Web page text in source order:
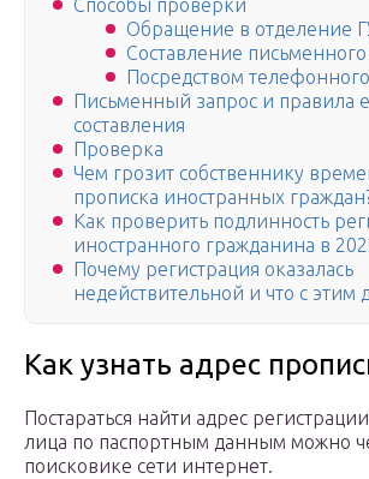
Способы проверки
Обращение в отделение
Составление письменного
Посредством
Письменный запрос и правила
составления
Проверка
Чем грозит собственнику
прописка иностранных
Как проверить подлинность
иностранного гражданина в
Почему регистрация оказалась
недействительной и что с этим
Как узнать адрес
Постараться найти адрес
лица по паспортным данным можно
поисковике сети интернет.